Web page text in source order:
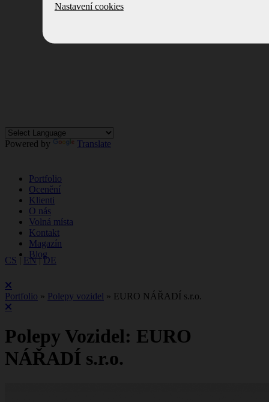
Powered by Translate
Portfolio
Ocenění
Klienti
O nás
Volná místa
Kontakt
Magazín
Blog
CS | EN|DE
Portfolio » Polepy vozidel » EURO NÁŘADÍ s.r.o.
Polepy Vozidel: EURO
NÁŘADÍ s.r.o.
Nastavení cookies